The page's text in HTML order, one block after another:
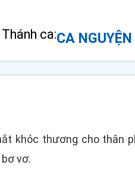
Thánh ca:CA
khóc thương cho thân
vơ.